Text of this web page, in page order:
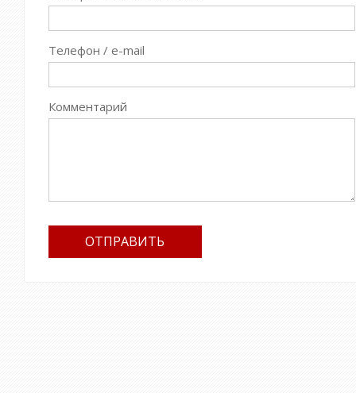
Телефон / e-mail
Комментарий